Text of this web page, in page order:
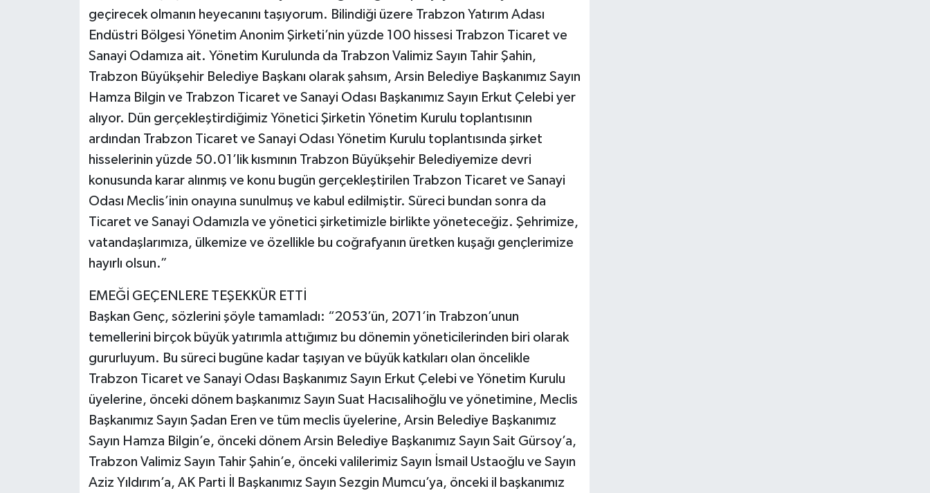
geçirecek olmanın heyecanını taşıyorum. Bilindiği üzere Trabzon Yatırım Adası
Endüstri Bölgesi Yönetim Anonim Şirketi’nin yüzde 100 hissesi Trabzon Ticaret ve
Sanayi Odamıza ait. Yönetim Kurulunda da Trabzon Valimiz Sayın Tahir Şahin,
Trabzon Büyükşehir Belediye Başkanı olarak şahsım, Arsin Belediye Başkanımız Sayın
Hamza Bilgin ve Trabzon Ticaret ve Sanayi Odası Başkanımız Sayın Erkut Çelebi yer
alıyor. Dün gerçekleştirdiğimiz Yönetici Şirketin Yönetim Kurulu toplantısının
ardından Trabzon Ticaret ve Sanayi Odası Yönetim Kurulu toplantısında şirket
hisselerinin yüzde 50.01’lik kısmının Trabzon Büyükşehir Belediyemize devri
konusunda karar alınmış ve konu bugün gerçekleştirilen Trabzon Ticaret ve Sanayi
Odası Meclis’inin onayına sunulmuş ve kabul edilmiştir. Süreci bundan sonra da
Ticaret ve Sanayi Odamızla ve yönetici şirketimizle birlikte yöneteceğiz. Şehrimize,
vatandaşlarımıza, ülkemize ve özellikle bu coğrafyanın üretken kuşağı gençlerimize
hayırlı olsun.”
EMEĞİ GEÇENLERE TEŞEKKÜR ETTİ
Başkan Genç, sözlerini şöyle tamamladı: “2053’ün, 2071’in Trabzon’unun
temellerini birçok büyük yatırımla attığımız bu dönemin yöneticilerinden biri olarak
gururluyum. Bu süreci bugüne kadar taşıyan ve büyük katkıları olan öncelikle
Trabzon Ticaret ve Sanayi Odası Başkanımız Sayın Erkut Çelebi ve Yönetim Kurulu
üyelerine, önceki dönem başkanımız Sayın Suat Hacısalihoğlu ve yönetimine, Meclis
Başkanımız Sayın Şadan Eren ve tüm meclis üyelerine, Arsin Belediye Başkanımız
Sayın Hamza Bilgin’e, önceki dönem Arsin Belediye Başkanımız Sayın Sait Gürsoy’a,
Trabzon Valimiz Sayın Tahir Şahin’e, önceki valilerimiz Sayın İsmail Ustaoğlu ve Sayın
Aziz Yıldırım’a, AK Parti İl Başkanımız Sayın Sezgin Mumcu’ya, önceki il başkanımız